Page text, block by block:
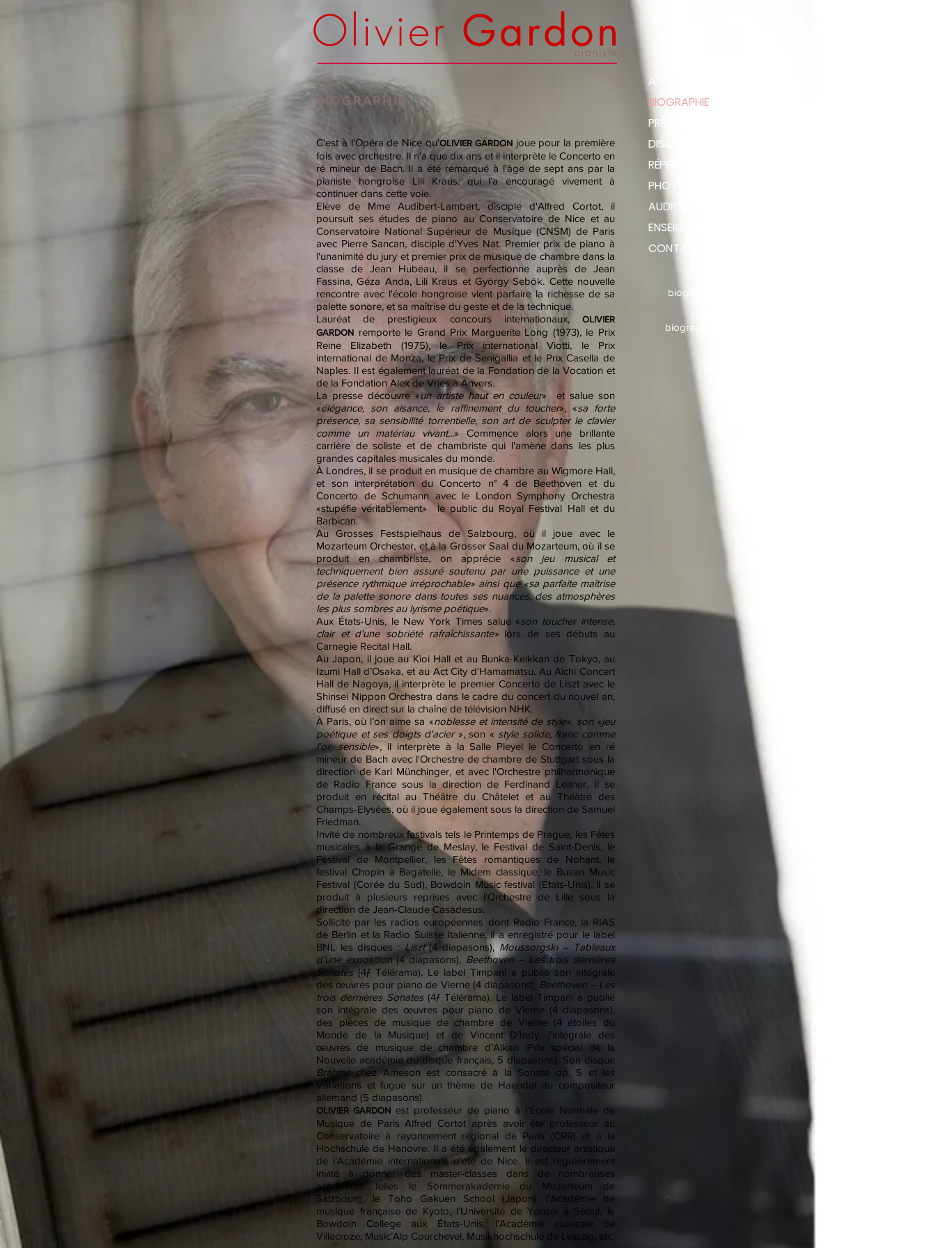
BIOGRAPHIE
C'est à l'Opéra de Nice qu'OLIVIER GARDONjoue pour la première
fois avec orchestre. Il n'a que dix ans et il interprète le Concerto en
ré mineur de Bach. Il a été remarqué à l'âge de sept ans par la
pianiste hongroise Lili Kraus, qui l’a encouragé vivement à
continuer dans cette voie.
Elève de Mme Audibert-Lambert, disciple d'Alfred Cortot, il
poursuit ses études de piano au Conservatoire de Nice et au
Conservatoire National Supérieur de Musique (CNSM) de Paris
avec Pierre Sancan, disciple d'Yves Nat. Premier prix de piano à
l'unanimité du jury et premier prix de musique de chambre dans la
classe de Jean Hubeau, il se perfectionne auprès de Jean
Fassina, Géza Anda, Lili Kraus et György Sebök. Cette nouvelle
rencontre avec l'école hongroise vient parfaire la richesse de sa
palette sonore, et sa maîtrise du geste et de la technique.
Lauréat de prestigieux concours internationaux, OLIVIER
GARDON remporte le Grand Prix Marguerite Long (1973), le Prix
Reine Elizabeth (1975), le Prix international Viotti, le Prix
international de Monza, le Prix de Senigallia et le Prix Casella de
Naples. Il est également lauréat de la Fondation de la Vocation et
de la Fondation Alex de Vries à Anvers.
La presse découvre «un artiste haut en couleur» et salue son
«élégance, son aisance, le raffinement du toucher», «sa forte
présence, sa sensibilité torrentielle, son art de sculpter le clavier
comme un matériau vivant...» Commence alors une brillante
carrière de soliste et de chambriste qui l'amène dans les plus
grandes capitales musicales du monde.
À Londres, il se produit en musique de chambre au Wigmore Hall,
et son interprétation du Concerto n° 4 de Beethoven et du
Concerto de Schumann avec le London Symphony Orchestra
«stupéfie véritablement» le public du Royal Festival Hall et du
Barbican.
Au Grosses Festspielhaus de Salzbourg, où il joue avec le
Mozarteum Orchester, et à la Grosser Saal du Mozarteum, où il se
produit en chambriste, on apprécie «son jeu musical et
techniquement bien assuré soutenu par une puissance et une
présence rythmique irréprochable» ainsi que «sa parfaite maîtrise
de la palette sonore dans toutes ses nuances, des atmosphères
les plus sombres au lyrisme poétique».
Aux États-Unis, le New York Times salue «son toucher intense,
clair et d'une sobriété rafraîchissante»lors de ses débuts au
Carnegie Recital Hall.
Au Japon, il joue au Kioi Hall et au Bunka-Keikkan de Tokyo, au
Izumi Hall d’Osaka, et au Act City d'Hamamatsu. Au Aichi Concert
Hall de Nagoya, il interprète le premier Concerto de Liszt avec le
Shinsei Nippon Orchestra dans le cadre du concert du nouvel an,
diffusé en direct sur la chaîne de télévision NHK.
À Paris, où l’on aime sa «noblesse et intensité de style», son «jeu
poétique et ses doigts d'acier», son « style solide, franc comme
l'or, sensible», il interprète à la Salle Pleyel le Concerto en ré
mineur de Bach avec l'Orchestre de chambre de Stuttgart sous la
direction de Karl Münchinger, et avec l'Orchestre philharmonique
de Radio France sous la direction de Ferdinand Leitner. Il se
produit en récital au Théâtre du Châtelet et au Théâtre des
Champs-Elysées, où il joue également sous la direction de Samuel
Friedman.
Invité de nombreux festivals tels le Printemps de Prague, les Fêtes
musicales à la Grange de Meslay, le Festival de Saint-Denis, le
Festival de Montpellier, les Fêtes romantiques de Nohant, le
festival Chopin à Bagatelle, le Midem classique, le Busan Music
Festival (Corée du Sud), Bowdoin Music festival (États-Unis), il se
produit à plusieurs reprises avec l'Orchestre de Lille sous la
direction de Jean-Claude Casadesus.
Sollicité par les radios européennes dont Radio France, la RIAS
de Berlin et la Radio Suisse Italienne, il a enregistré pour le label
BNL les disques : Liszt(4 diapasons), Moussorgski – Tableaux
d’une exposition(4 diapasons), Beethoven – Les trois dernières
Sonates (4ƒ Télérama). Le label Timpani a publié son intégrale
des œuvres pour piano de Vierne (4 diapasons), Beethoven – Les
trois dernières Sonates(4ƒ Télérama). Le label Timpani a publié
son intégrale des œuvres pour piano de Vierne (4 diapasons),
des pièces de musique de chambre de Vierne (4 étoiles du
Monde de la Musique) et de Vincent D’Indy, l’intégrale des
œuvres de musique de chambre d’Alkan (Prix spécial de la
Nouvelle académie du disque français, 5 diapasons). Son disque
Brahmschez Ameson est consacré à la Sonate op. 5 et les
Variations et fugue sur un thème de Haendel du compositeur
allemand (5 diapasons).
OLIVIER GARDON est professeur de piano à l'École Normale de
Musique de Paris Alfred Cortot après avoir été professeur au
Conservatoire à rayonnement régional de Paris (CRR) et à la
Hochschule de Hanovre. Il a été également le directeur artistique
de l’Académie internationale d’été de Nice. Il est régulièrement
invité à donner des master-classes dans de nombreuses
académies telles le Sommerakademie du Mozarteum de
Salzbourg, le Toho Gakuen School (Japon), l’Académie de
musique française de Kyoto, l’Université de Yonsei à Séoul, le
Bowdoin College aux États-Unis, l’Académie musicale de
Villecroze, Music’Alp Courchevel, Musikhochschule de Leipzig, etc.
biographie courte
biographie longue
AGENDA
BIOGRAPHIE
PRESSE
DISCOGRAPHIE
RÉPERTOIRE
PHOTOS
AUDIOS-VIDÉOS
ENSEIGNEMENT
CONTACT